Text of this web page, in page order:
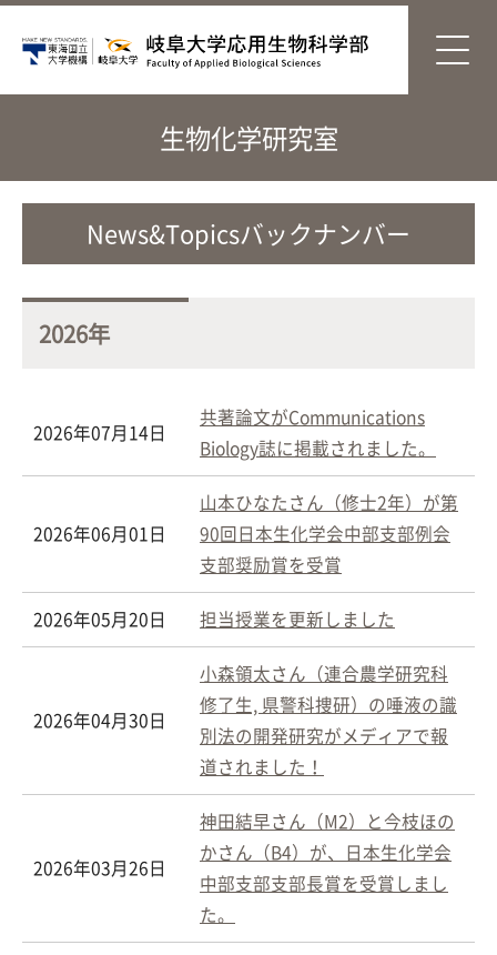
生物化学研究室
News&Topicsバックナンバー
2026年
2026年07月14日
共著論文がCommunications
Biology誌に掲載されました。
2026年06月01日
山本ひなたさん（修士2年）が第
90回日本生化学会中部支部例会
支部奨励賞を受賞
2026年05月20日 担当授業を更新しました
2026年04月30日
小森領太さん（連合農学研究科
修了生, 県警科捜研）の唾液の識
別法の開発研究がメディアで報
道されました！
2026年03月26日
神田結早さん（M2）と今枝ほの
かさん（B4）が、日本生化学会
中部支部支部長賞を受賞しまし
た。